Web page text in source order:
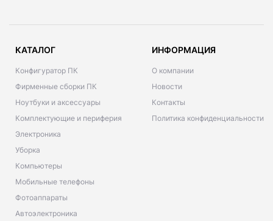
КАТАЛОГ
Конфигуратор ПК
Фирменные сборки ПК
Ноутбуки и аксессуары
Комплектующие и периферия
Электроника
Уборка
Компьютеры
Мобильные телефоны
Фотоаппараты
Автоэлектроника
ИНФОРМАЦИЯ
О компании
Новости
Контакты
Политика конфиденциальности